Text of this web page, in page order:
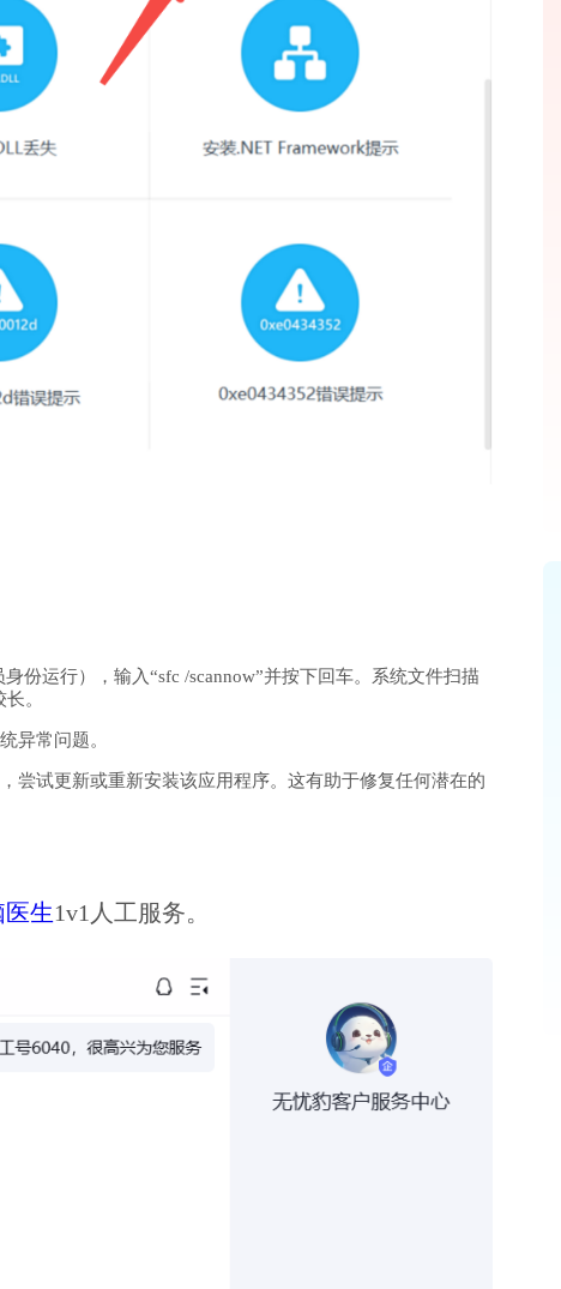
份运行），输入“sfc /scannow”并按下回车。系统文件扫描
。
异常问题。
尝试更新或重新安装该应用程序。这有助于修复任何潜在的
生1v1人工服务。